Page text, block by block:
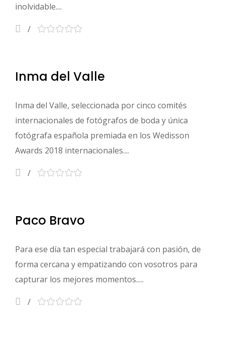
inolvidable....
Inma del Valle
Inma del Valle, seleccionada por cinco comités
internacionales de fotógrafos de boda y única
fotógrafa española premiada en los Wedisson
Awards 2018 internacionales....
Paco Bravo
Para ese día tan especial trabajará con pasión, de
forma cercana y empatizando con vosotros para
capturar los mejores momentos.....